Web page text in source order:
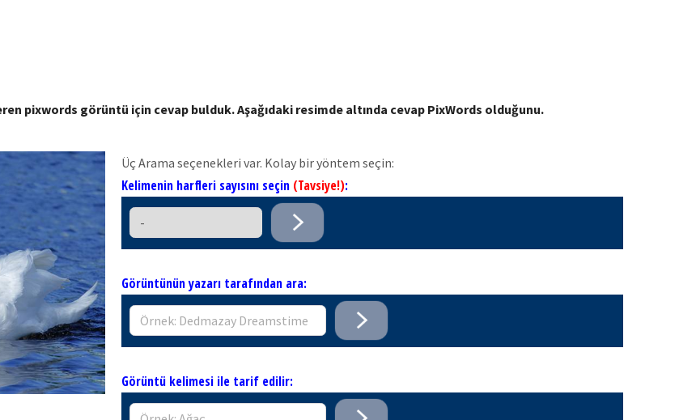
pixwords görüntü için cevap bulduk. Aşağıdaki resimde altında cevap PixWords olduğunu.
Üç Arama seçenekleri var. Kolay bir yöntem seçin:
Kelimenin harfleri sayısını seçin (Tavsiye!):
Görüntünün yazarı tarafından ara:
Görüntü kelimesi ile tarif edilir: